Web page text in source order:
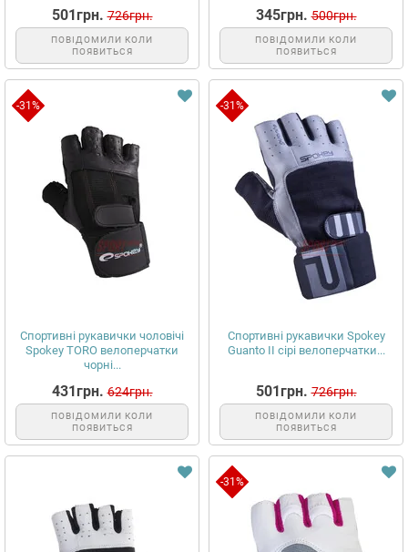
501грн. 726грн.
ПОВІДОМИЛИ КОЛИ
ПОЯВИТЬСЯ
345грн. 500грн.
ПОВІДОМИЛИ КОЛИ
ПОЯВИТЬСЯ
-31%
Спортивні рукавички чоловічі
Spokey TORO велоперчатки
чорні...
431грн. 624грн.
ПОВІДОМИЛИ КОЛИ
ПОЯВИТЬСЯ
-31%
Спортивні рукавички Spokey
Guanto II сірі велоперчатки...
501грн. 726грн.
ПОВІДОМИЛИ КОЛИ
ПОЯВИТЬСЯ
-31%